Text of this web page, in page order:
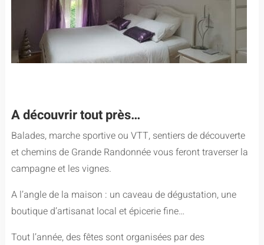
A découvrir tout près…
Balades, marche sportive ou VTT, sentiers de découverte
et chemins de Grande Randonnée vous feront traverser la
campagne et les vignes.
A l’angle de la maison : un caveau de dégustation, une
boutique d’artisanat local et épicerie fine…
Tout l’année, des fêtes sont organisées par des